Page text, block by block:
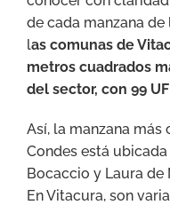
de cada manzana
las comunas de
metros cuadrados
del sector, con 99
Así, la manzana más
Condes está
Bocaccio y Laura de
En Vitacura, son